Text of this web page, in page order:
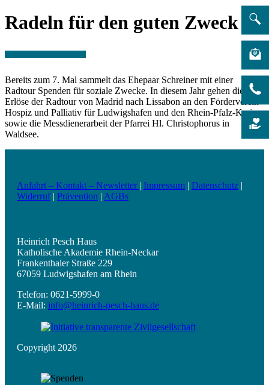
Radeln für den guten Zweck
Bereits zum 7. Mal sammelt das Ehepaar Schreiner mit einer
Radtour Spenden für soziale Zwecke. In diesem Jahr gehen die
Erlöse der Radtour von Madrid nach Lissabon an den Förderverein
Hospiz und Palliativ für Ludwigshafen und den Rhein-Pfalz-Kreis
sowie die Messdienerarbeit der Pfarrei Hl. Christophorus in
Waldsee.
Anfahrt – Kontakt – Newsletter | Impressum | Datenschutz |
Widerruf| Prävention | AGBs
Heinrich Pesch Haus
Katholische Akademie Rhein-Neckar
Frankenthaler Straße 229
67059 Ludwigshafen am Rhein
Telefon: 0621-5999-0
E-Mail: info@heinrich-pesch-haus.de
Copyright 2026